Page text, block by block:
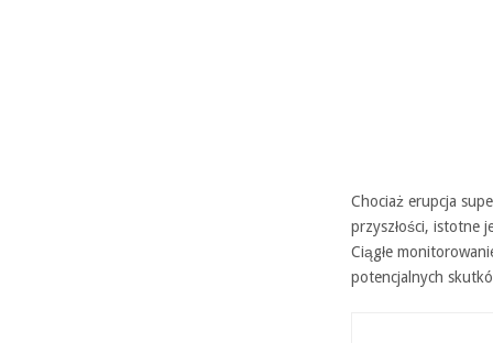
Chociaż erupcja
przyszłości, istotne
Ciągłe
potencjalnych